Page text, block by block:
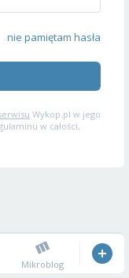
nie pamiętam hasła
Wykop.pl w jego
w całości,
Mikroblog